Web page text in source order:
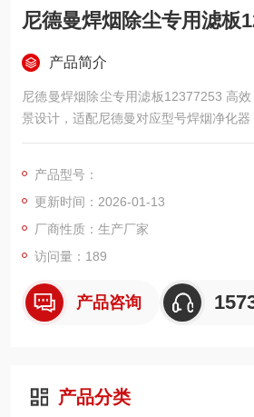
尼德曼焊烟除尘专用滤板
产品简介
尼德曼焊烟除尘专用滤板12377253 高
景设计，适配尼德曼对应型号焊烟净化器
53 为原厂专用编码，保障与设备的密封
合，滤板强度高、褶距均匀，内附刚性
吹与负压冲击。
适配设备：常见于尼德曼 FilterCart 系列
产品型号：
更新时间：2026-01-13
厂商性质：生产厂家
访问量：189
产品咨询
产品分类